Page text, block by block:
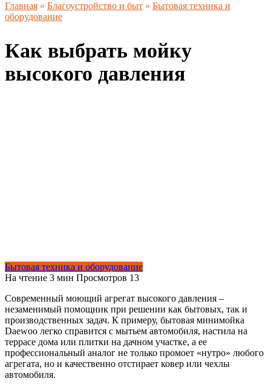
Главная » Благоустройство и быт » Бытовая техника и
оборудование
Как выбрать мойку
высокого давления
Бытовая техника и оборудование
На чтение 3 мин Просмотров 13
Современный моющий агрегат высокого давления –
незаменимый помощник при решении как бытовых, так и
производственных задач. К примеру, бытовая минимойка
Daewoo легко справится с мытьем автомобиля, настила на
террасе дома или плитки на дачном участке, а ее
профессиональный аналог не только промоет «нутро» любого
агрегата, но и качественно отстирает ковер или чехлы
автомобиля.